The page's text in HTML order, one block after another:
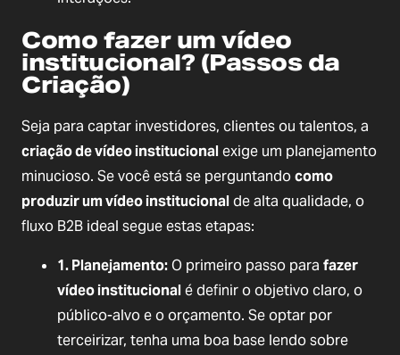
Como fazer um vídeo
institucional? (Passos da
Criação)
Seja para captar investidores, clientes ou talentos, a
criação de vídeo institucionalexige um planejamento
minucioso. Se você está se perguntandocomo
produzir um vídeo institucionalde alta qualidade, o
fluxo B2B ideal segue estas etapas:
1. Planejamento:O primeiro passo para fazer
vídeo institucionalé definir o objetivo claro, o
público-alvo e o orçamento. Se optar por
terceirizar, tenha uma boa base lendo sobre